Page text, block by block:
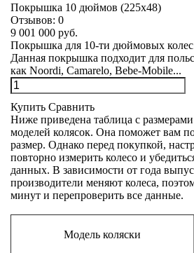
Покрышка 10 дюймов (225x48)
Отзывов: 0
9 001 000 руб.
Покрышка для 10-ти дюймовых
Данная покрышка подходит для
как Noordi, Camarelo, Bebe-Mobile...
Купить Сравнить
Ниже приведена таблица с
моделей колясок. Она поможет вам
размер. Однако перед покупкой,
повторно измерить колесо и
данных. В зависимости от года
производители меняют колеса,
минут и перепроверить все данные.
Модель коляски